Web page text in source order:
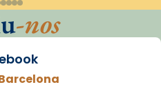
-nos